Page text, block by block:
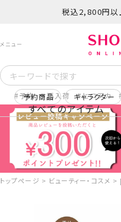
税込2,800円以
予約 再入荷 ヒロアカ
すべてのアイテム
予約商品 キャラクター
トップページ ビューティー・コスメ